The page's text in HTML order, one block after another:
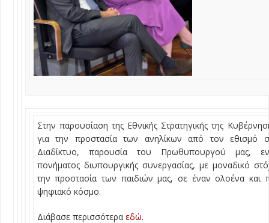
Στην παρουσίαση της Εθνικής Στρατηγικής της
για την προστασία των ανηλίκων από τον εθισμό
Διαδίκτυο, παρουσία του Πρωθυπουργού μας,
πονήματος διυπουργικής συνεργασίας, με μοναδικό
την προστασία των παιδιών μας, σε έναν ολοένα και
ψηφιακό κόσμο.
Διάβασε περισσότερα εδώ.